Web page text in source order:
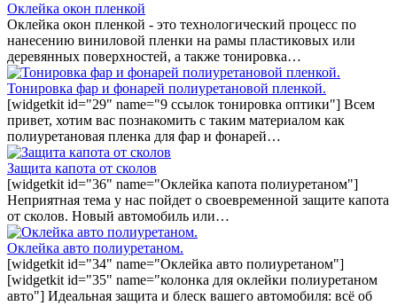
Оклейка окон пленкой
Оклейка окон пленкой - это технологический процесс по
нанесению виниловой пленки на рамы пластиковых или
деревянных поверхностей, а также тонировка…
Тонировка фар и фонарей полиуретановой пленкой.
[widgetkit id="29" name="9 ссылок тонировка оптики"] Всем
привет, хотим вас познакомить с таким материалом как
полиуретановая пленка для фар и фонарей…
Защита капота от сколов
[widgetkit id="36" name="Оклейка капота полиуретаном"]
Неприятная тема у нас пойдет о своевременной защите капота
от сколов. Новый автомобиль или…
Оклейка авто полиуретаном.
[widgetkit id="34" name="Оклейка авто полиуретаном"]
[widgetkit id="35" name="колонка для оклейки полиуретаном
авто"] Идеальная защита и блеск вашего автомобиля: всё об